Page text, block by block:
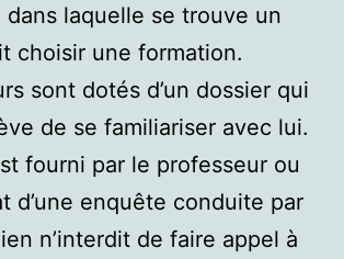
dans laquelle se trouve un
choisir une formation.
sont dotés d’un dossier qui
de se familiariser avec lui.
fourni par le professeur ou
d’une enquête conduite par
n’interdit de faire appel à